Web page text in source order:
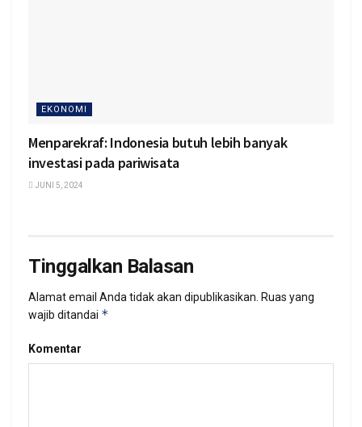
EKONOMI
Menparekraf: Indonesia butuh lebih banyak
investasi pada pariwisata
JUNI 5, 2024
Tinggalkan Balasan
Alamat email Anda tidak akan dipublikasikan. Ruas yang
wajib ditandai *
Komentar